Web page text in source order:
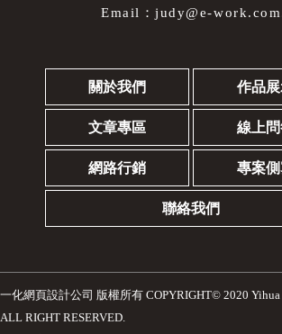
Email：judy@e-
關於我們 作品
文章專區 線上
網路行銷 專案
聯絡我們
一化網頁設計公司 版權所有 COPYRIGHT© 2020 Yihua
ALL RIGHT RESERVED.